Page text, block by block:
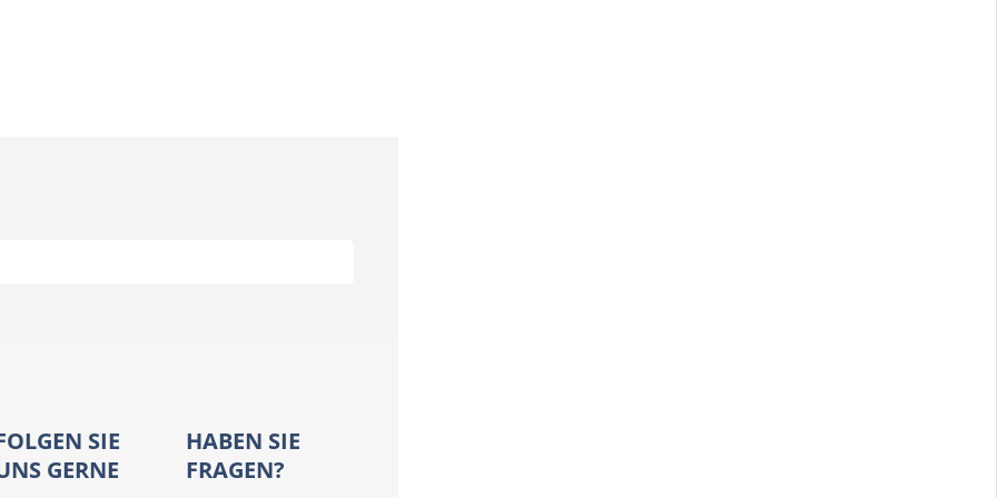
SIE
GERNE
HABEN SIE
FRAGEN?